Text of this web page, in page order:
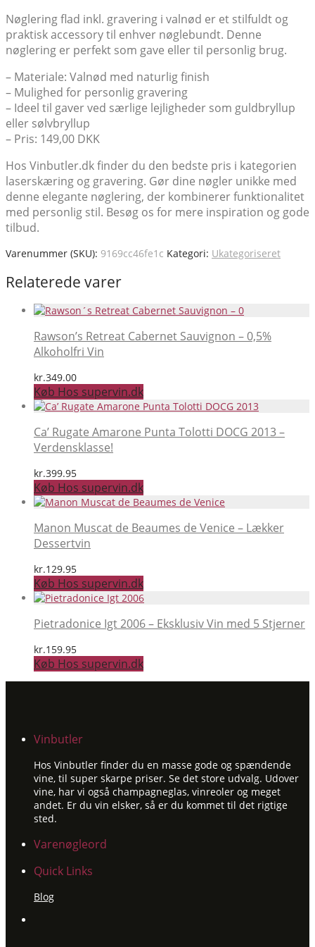
Nøglering flad inkl. gravering i valnød er et stilfuldt og
praktisk accessory til enhver nøglebundt. Denne
nøglering er perfekt som gave eller til personlig brug.
– Materiale: Valnød med naturlig finish
– Mulighed for personlig gravering
– Ideel til gaver ved særlige lejligheder som guldbryllup
eller sølvbryllup
– Pris: 149,00 DKK
Hos Vinbutler.dk finder du den bedste pris i kategorien
laserskæring og gravering. Gør dine nøgler unikke med
denne elegante nøglering, der kombinerer funktionalitet
med personlig stil. Besøg os for mere inspiration og gode
tilbud.
Varenummer (SKU): 9169cc46fe1c Kategori: Ukategoriseret
Relaterede varer
Rawson’s Retreat Cabernet Sauvignon – 0,5%
Alkoholfri Vin
kr.349.00
Køb Hos supervin.dk
Ca’ Rugate Amarone Punta Tolotti DOCG 2013 –
Verdensklasse!
kr.399.95
Køb Hos supervin.dk
Manon Muscat de Beaumes de Venice – Lækker
Dessertvin
kr.129.95
Køb Hos supervin.dk
Pietradonice Igt 2006 – Eksklusiv Vin med 5 Stjerner
kr.159.95
Køb Hos supervin.dk
Vinbutler
Hos Vinbutler finder du en masse gode og spændende
vine, til super skarpe priser. Se det store udvalg. Udover
vine, har vi også champagneglas, vinreoler og meget
andet. Er du vin elsker, så er du kommet til det rigtige
sted.
Varenøgleord
Quick Links
Blog